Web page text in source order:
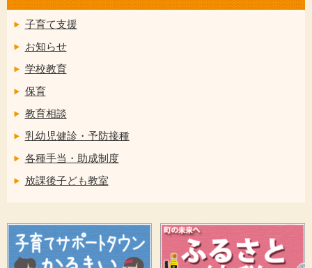
子育て支援
お知らせ
学校教育
保育
教育相談
乳幼児健診・予防接種
各種手当・助成制度
放課後子ども教室